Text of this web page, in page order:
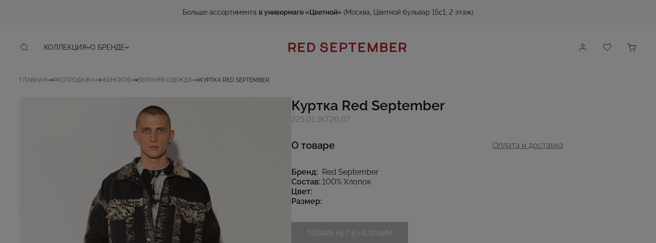
Больше ассортимента в универмаге «Цветной» (Москва, Цветной бульвар 15с1, 2 этаж)
КОЛЛЕКЦИЯ О БРЕНДЕ
ГЛАВНАЯ РАСПРОДАЖА ЖЕНСКОЕ ВЕРХНЯЯ ОДЕЖДА КУРТКА RED SEPTEMBER
Куртка Red September
225.01.JKT26.07
О товаре Оплата и доставка
Бренд: Red September
Состав: 100% Хлопок
Цвет:
Размер:
ТОВАРА НЕТ В НАЛИЧИИ